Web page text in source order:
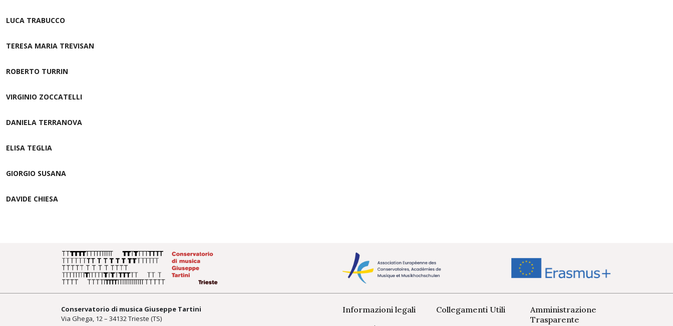
LUCA TRABUCCO
TERESA MARIA TREVISAN
ROBERTO TURRIN
VIRGINIO ZOCCATELLI
DANIELA TERRANOVA
ELISA TEGLIA
GIORGIO SUSANA
DAVIDE CHIESA
Conservatorio di musica Giuseppe Tartini
Via Ghega, 12 – 34132 Trieste (TS)
Informazioni legali Collegamenti Utili
Amministrazione
Trasparente